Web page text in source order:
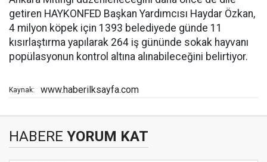
getiren HAYKONFED Başkan Yardımcısı Haydar Özkan,
4 milyon köpek için 1393 belediyede günde 11
kısırlaştırma yapılarak 264 iş gününde sokak hayvanı
popülasyonun kontrol altına alınabileceğini belirtiyor.
Kaynak: www.haberilksayfa.com
HABERE YORUM KAT